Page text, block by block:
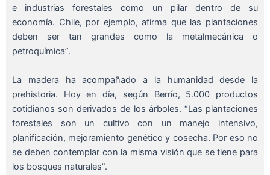
e industrias forestales como un pilar dentro de su
economía. Chile, por ejemplo, afirma que las plantaciones
deben ser tan grandes como la metalmecánica o
petroquímica”.
La madera ha acompañado a la humanidad desde la
prehistoria. Hoy en día, según Berrío, 5.000 productos
cotidianos son derivados de los árboles. “Las plantaciones
forestales son un cultivo con un manejo intensivo,
planificación, mejoramiento genético y cosecha. Por eso no
se deben contemplar con la misma visión que se tiene para
los bosques naturales”.